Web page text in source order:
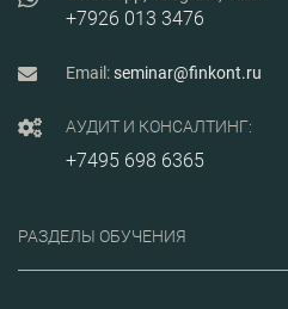
+7926 013 3476
Email:seminar@finkont.ru
АУДИТ И КОНСАЛТИНГ:
+7495 698 6365
РАЗДЕЛЫ ОБУЧЕНИЯ